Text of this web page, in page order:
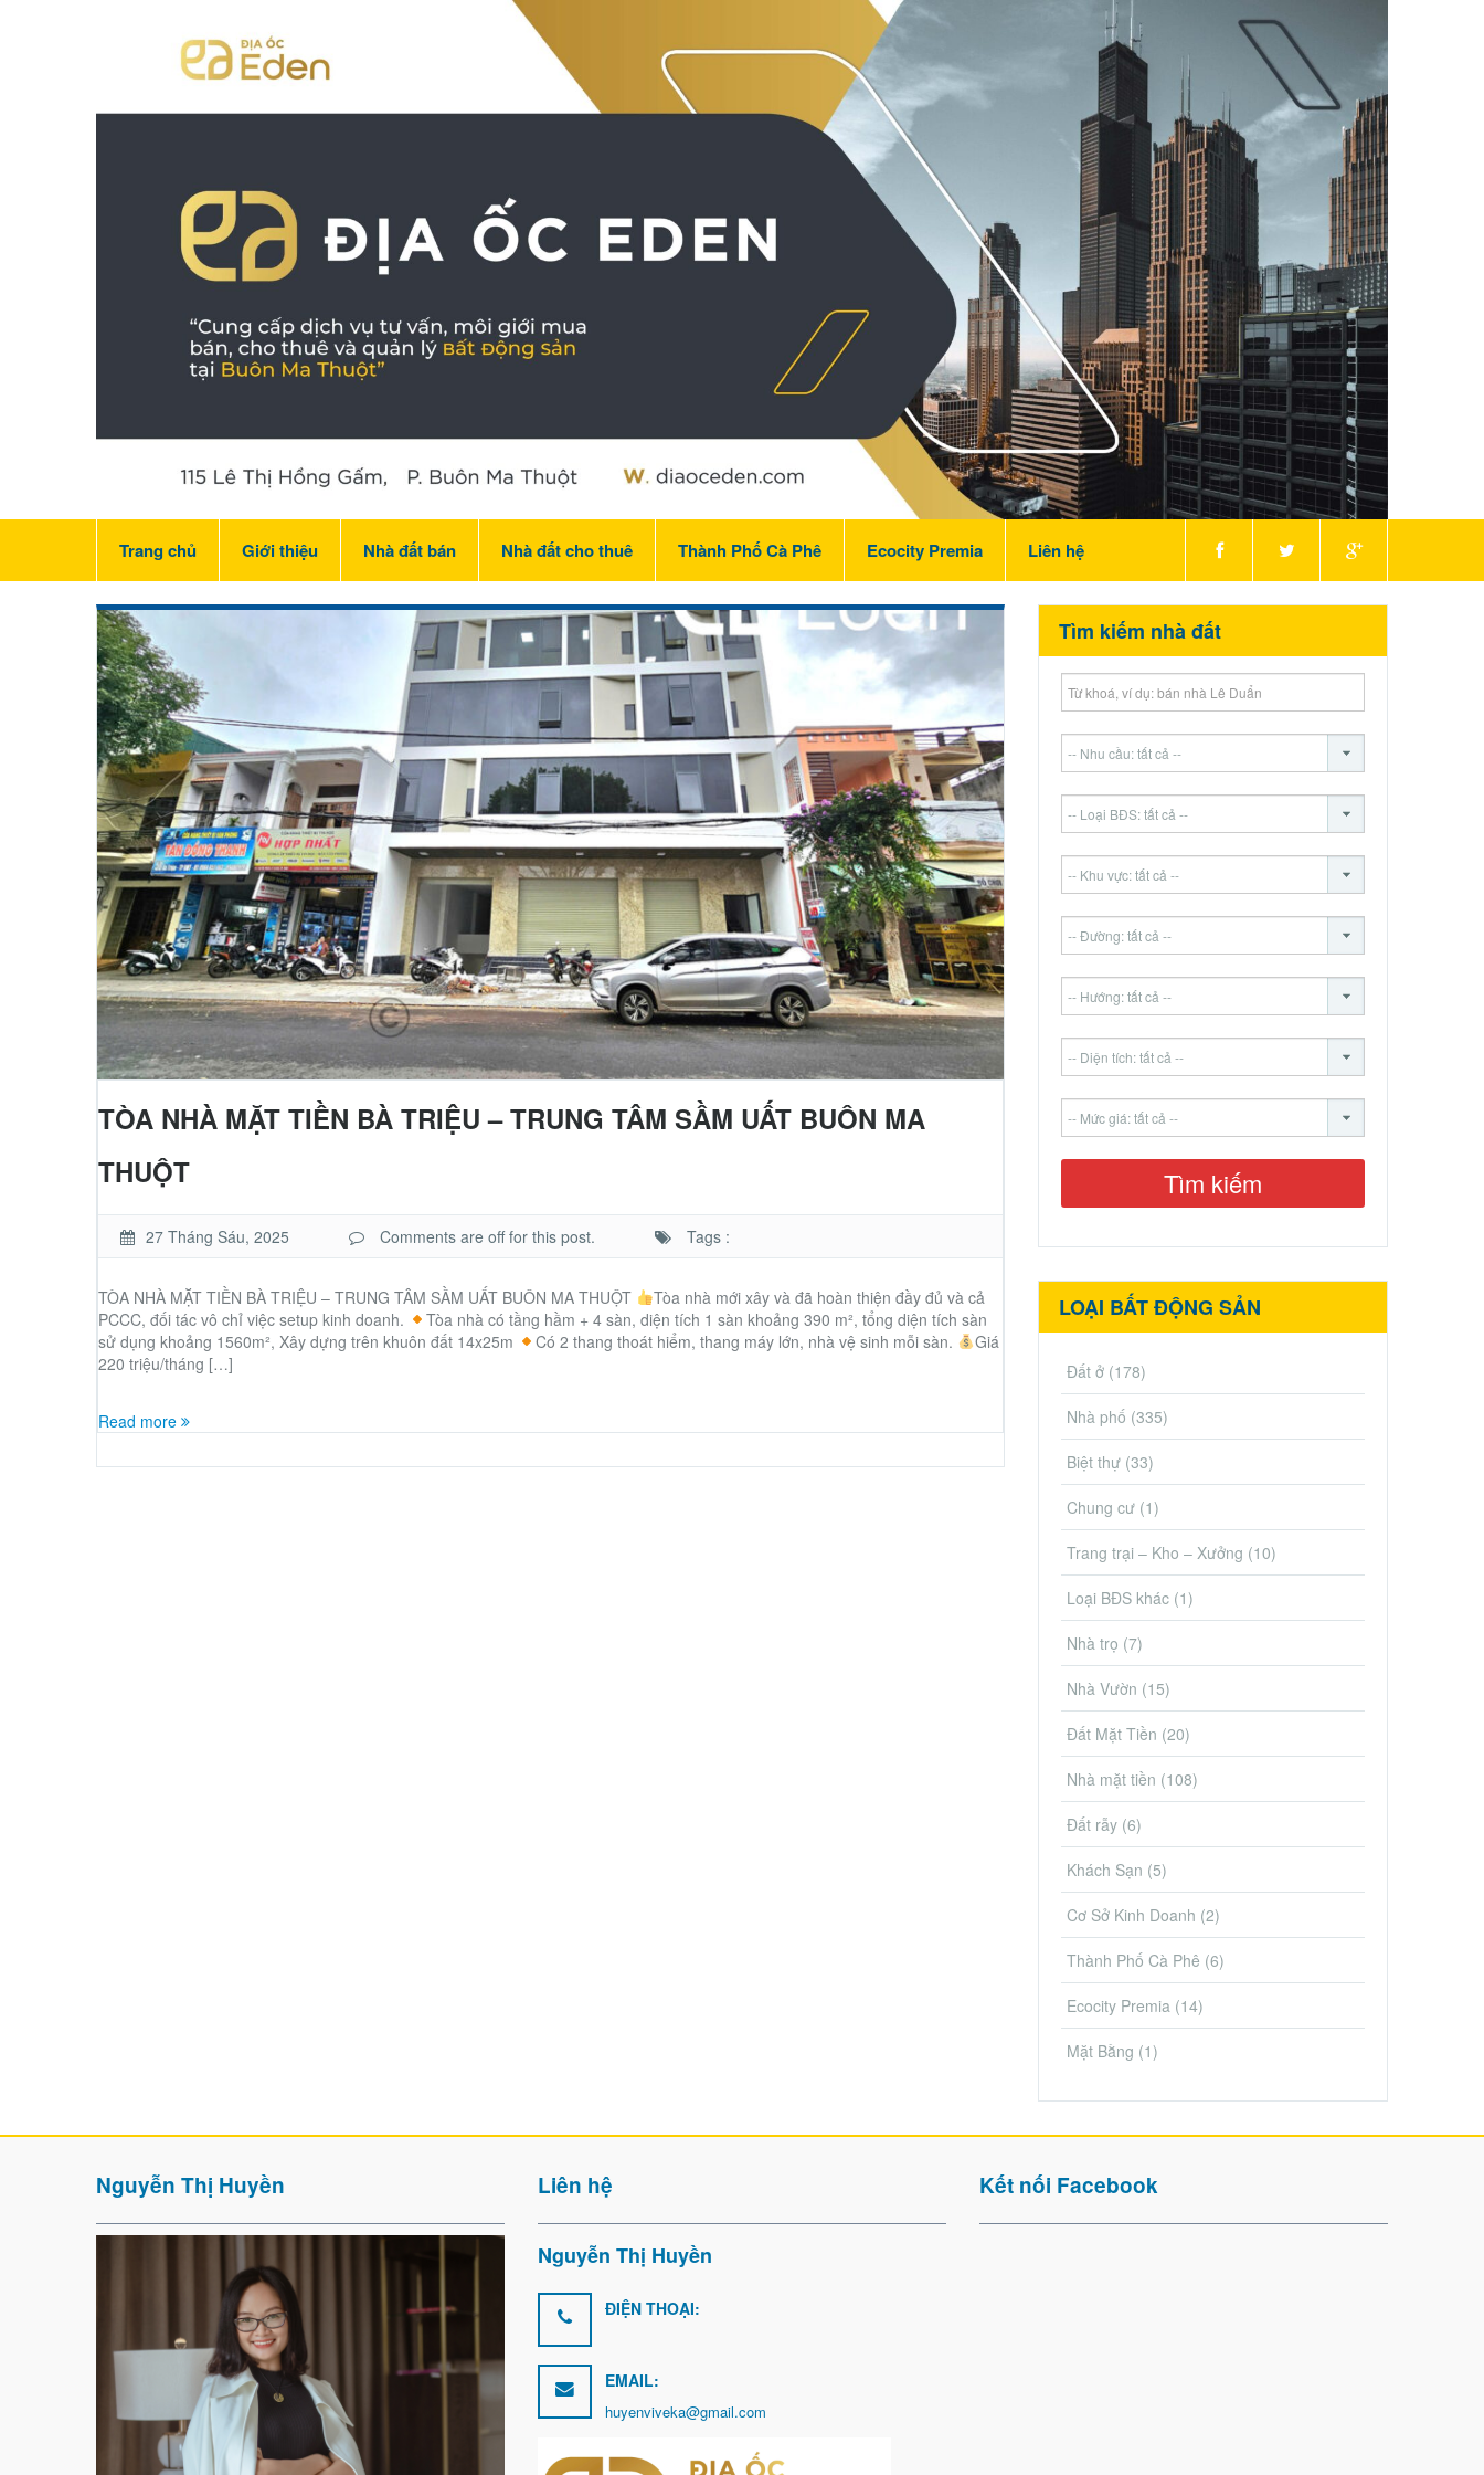
Trang chủ Giới thiệu Nhà đất bán Nhà đất cho thuê Thành Phố Cà Phê Ecocity Premia Liên hệ
TÒA NHÀ MẶT TIỀN BÀ TRIỆU – TRUNG TÂM SẦM UẤT BUÔN MA
THUỘT
27 Tháng Sáu, 2025 Comments are off for this post. Tags :
TÒA NHÀ MẶT TIỀN BÀ TRIỆU – TRUNG TÂM SẦM UẤT BUÔN MA THUỘT
Tòa nhà mới xây và đã hoàn thiện đầy đủ và cả
PCCC, đối tác vô chỉ việc setup kinh doanh.
Tòa nhà có tầng hầm + 4 sàn, diện tích 1 sàn khoảng 390 m², tổng diện tích sàn
sử dụng khoảng 1560m², Xây dựng trên khuôn đất 14x25m
Có 2 thang thoát hiểm, thang máy lớn, nhà vệ sinh mỗi sàn.
Giá
220 triệu/tháng […]
Read more
Tìm kiếm nhà đất
LOẠI BẤT ĐỘNG SẢN
Đất ở (178)
Nhà phố (335)
Biệt thự (33)
Chung cư (1)
Trang trại – Kho – Xưởng (10)
Loại BĐS khác (1)
Nhà trọ (7)
Nhà Vườn (15)
Đất Mặt Tiền (20)
Nhà mặt tiền (108)
Đất rẫy (6)
Khách Sạn (5)
Cơ Sở Kinh Doanh (2)
Thành Phố Cà Phê (6)
Ecocity Premia (14)
Mặt Bằng (1)
Nguyễn Thị Huyền Liên hệ
Nguyễn Thị Huyền
ĐIỆN THOẠI:
EMAIL:
huyenviveka@gmail.com
Kết nối Facebook